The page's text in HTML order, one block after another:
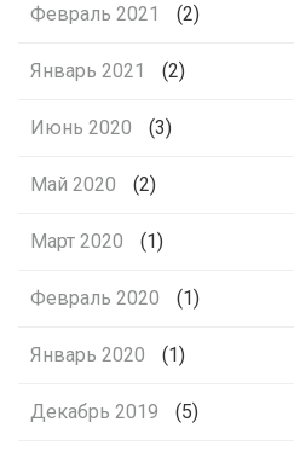
Февраль 2021 (2)
Январь 2021 (2)
Июнь 2020 (3)
Май 2020 (2)
Март 2020 (1)
Февраль 2020 (1)
Январь 2020 (1)
Декабрь 2019 (5)